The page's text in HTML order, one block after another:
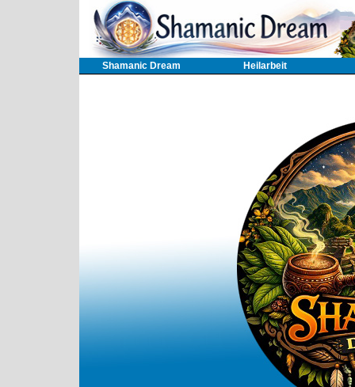
Shamanic Dream Heilarbeit